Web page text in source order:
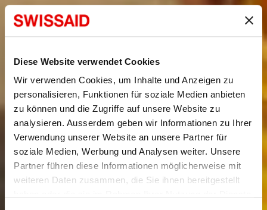
Diese Website verwendet Cookies
Wir verwenden Cookies, um Inhalte und Anzeigen zu
personalisieren, Funktionen für soziale Medien anbieten
zu können und die Zugriffe auf unsere Website zu
analysieren. Ausserdem geben wir Informationen zu Ihrer
Verwendung unserer Website an unsere Partner für
soziale Medien, Werbung und Analysen weiter. Unsere
Partner führen diese Informationen möglicherweise mit
weiteren Daten zusammen, die Sie ihnen bereitgestellt